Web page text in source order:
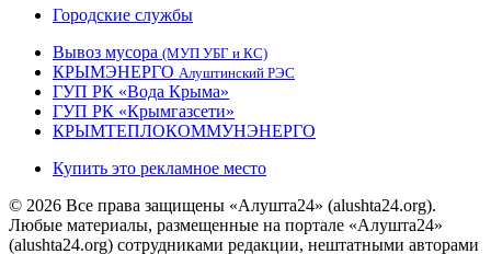
Городские службы
Вывоз мусора (МУП УБГ и КС)
КРЫМЭНЕРГО Алуштинский РЭС
ГУП РК «Вода Крыма»
ГУП РК «Крымгазсети»
КРЫМТЕПЛОКОММУНЭНЕРГО
Купить это рекламное место
© 2026 Все права защищены «Алушта24» (alushta24.org).
Любые материалы, размещенные на портале «Алушта24»
(alushta24.org) сотрудниками редакции, нештатными авторами